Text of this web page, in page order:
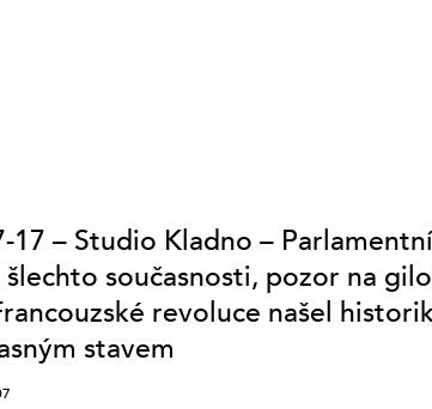
17 – Studio Kladno –
současnosti, pozor na
revoluce našel
stavem